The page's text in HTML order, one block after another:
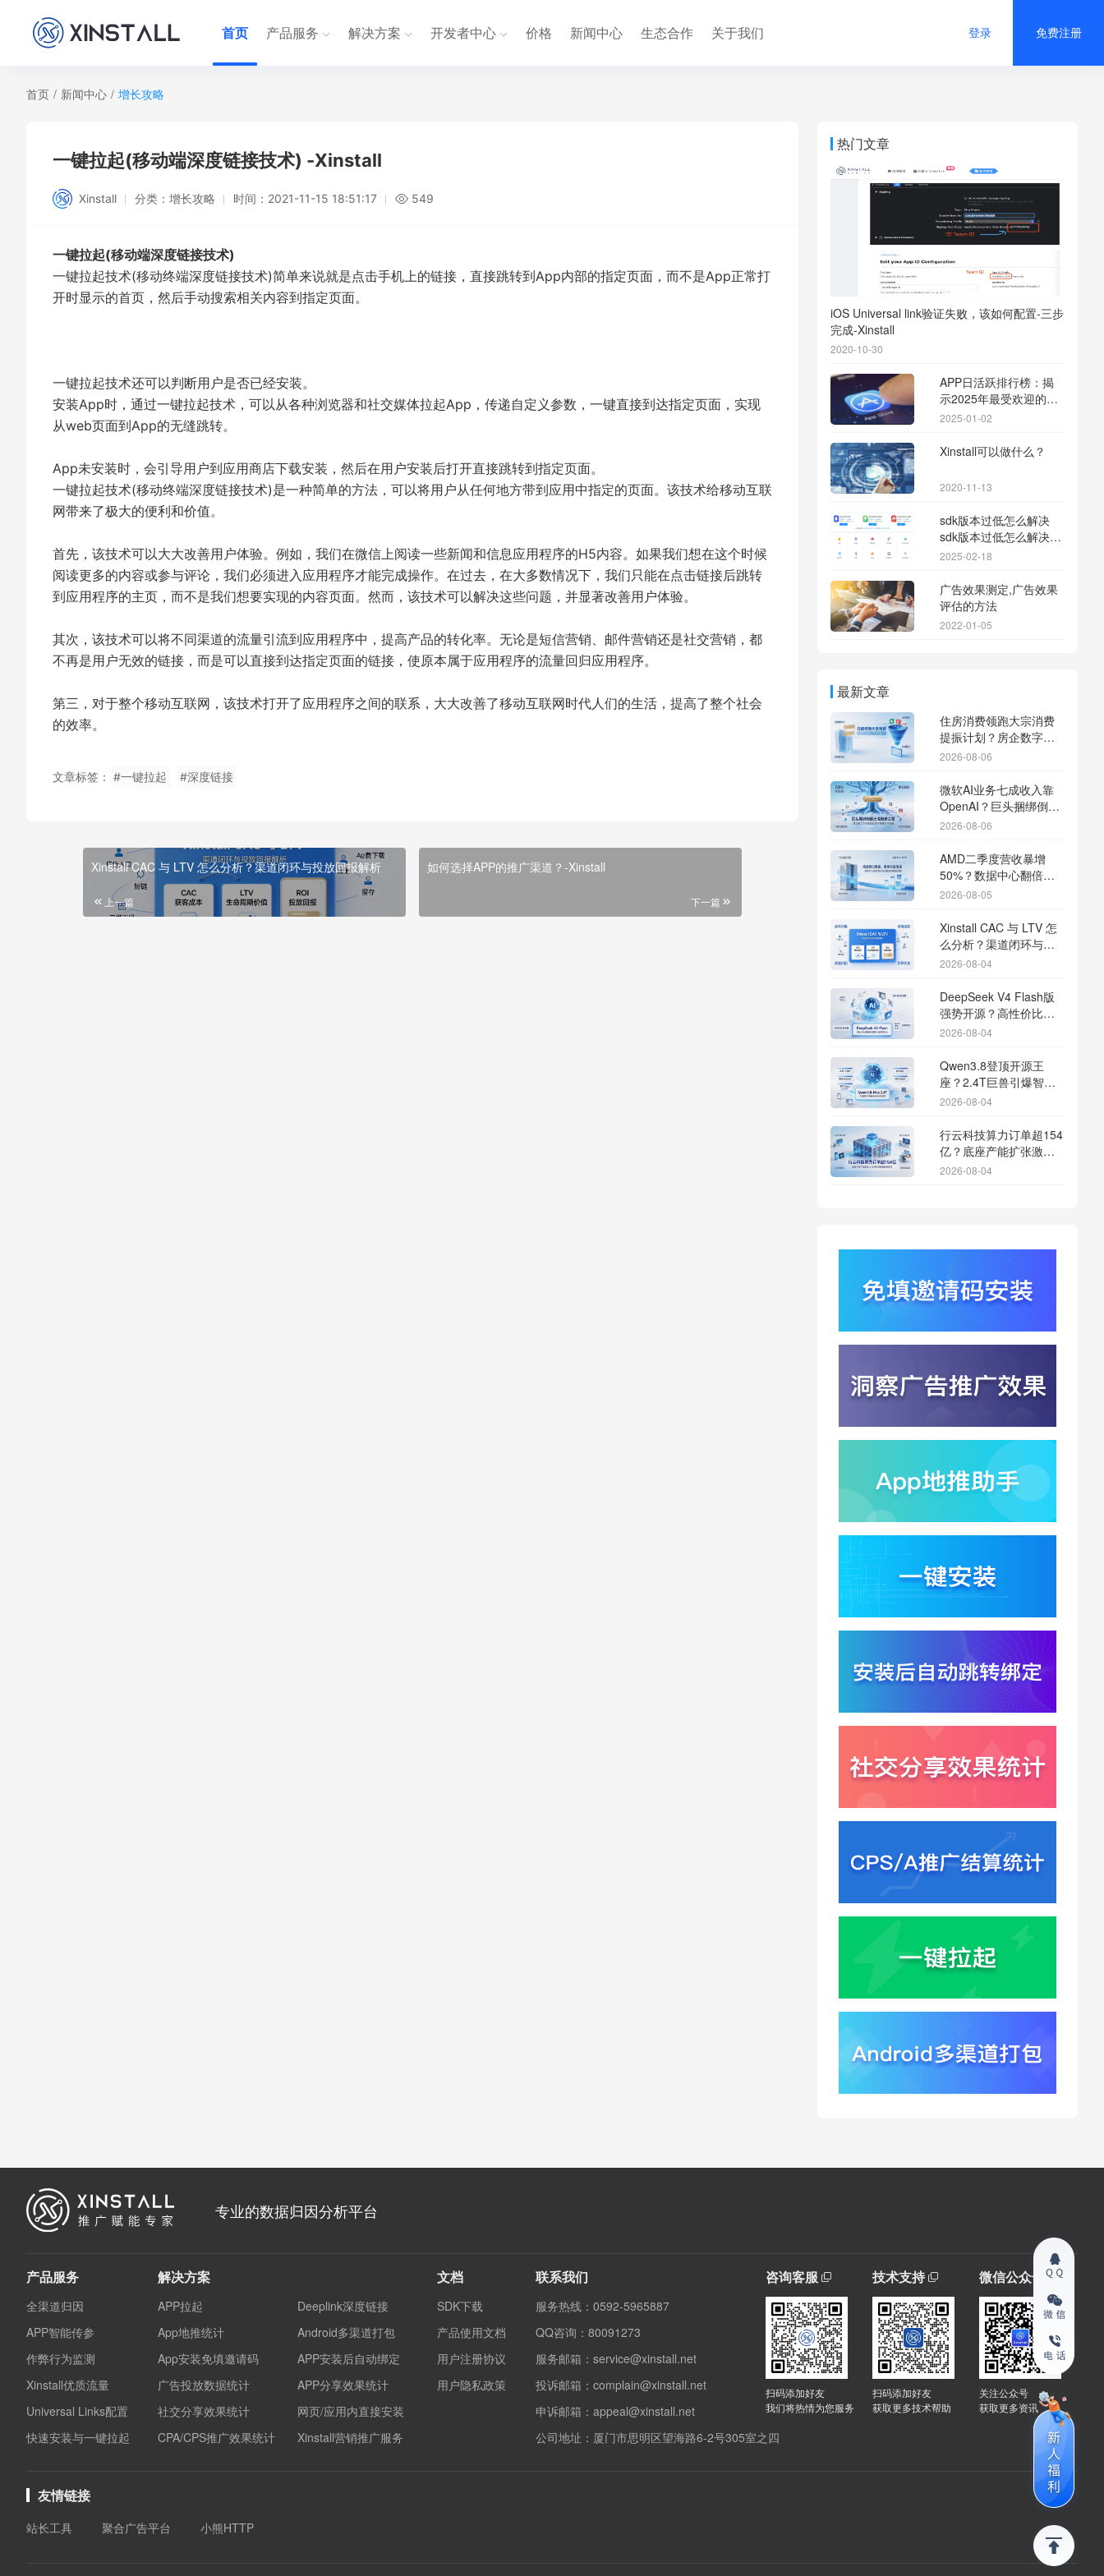
首页 产品服务 解决方案 开发者中心 价格 新闻中心 生态合作 关于我们 登录 免费注册
首页 / 新闻中心 / 增长攻略
一键拉起(移动端深度链接技术) -Xinstall
Xinstall 分类： 增长攻略 时间： 2021-11-15 18:51:17 549
一键拉起(移动端深度链接技术)
一键拉起技术(移动终端深度链接技术)简单来说就是点击手机上的链接，直接跳转到App内部的指定页面，而不是App正常打
开时显示的首页，然后手动搜索相关内容到指定页面。
一键拉起技术还可以判断用户是否已经安装。
安装App时，通过一键拉起技术，可以从各种浏览器和社交媒体拉起App，传递自定义参数，一键直接到达指定页面，实现
从web页面到App的无缝跳转。
App未安装时，会引导用户到应用商店下载安装，然后在用户安装后打开直接跳转到指定页面。
一键拉起技术(移动终端深度链接技术)是一种简单的方法，可以将用户从任何地方带到应用中指定的页面。该技术给移动互联
网带来了极大的便利和价值。
首先，该技术可以大大改善用户体验。例如，我们在微信上阅读一些新闻和信息应用程序的H5内容。如果我们想在这个时候
阅读更多的内容或参与评论，我们必须进入应用程序才能完成操作。在过去，在大多数情况下，我们只能在点击链接后跳转
到应用程序的主页，而不是我们想要实现的内容页面。然而，该技术可以解决这些问题，并显著改善用户体验。
其次，该技术可以将不同渠道的流量引流到应用程序中，提高产品的转化率。无论是短信营销、邮件营销还是社交营销，都
不再是用户无效的链接，而是可以直接到达指定页面的链接，使原本属于应用程序的流量回归应用程序。
第三，对于整个移动互联网，该技术打开了应用程序之间的联系，大大改善了移动互联网时代人们的生活，提高了整个社会
的效率。
文章标签： #一键拉起 #深度链接
Xinstall CAC 与 LTV 怎么分析？渠道闭环与投放回报解析
上一篇
如何选择APP的推广渠道？-Xinstall
下一篇
热门文章
iOS Universal link验证失败，该如何配置-三步
完成-Xinstall
2020-10-30
APP日活跃排行榜：揭
示2025年最受欢迎的应
用背后的秘密
2025-01-02
Xinstall可以做什么？
2020-11-13
sdk版本过低怎么解决
sdk版本过低怎么解决华
为
2025-02-18
广告效果测定,广告效果
评估的方法
2022-01-05
最新文章
住房消费领跑大宗消费
提振计划？房企数字化
转型加速线下场景智能
2026-08-06
微软AI业务七成收入靠
OpenAI？巨头捆绑倒逼
出海App独立追踪全渠道
2026-08-06
AMD二季度营收暴增
50%？数据中心翻倍增
长驱动跨端分发新底座
2026-08-05
Xinstall CAC 与 LTV 怎
么分析？渠道闭环与投
放回报解析
2026-08-04
DeepSeek V4 Flash版
强势开源？高性价比基
座模型重塑长尾应用全
2026-08-04
Qwen3.8登顶开源王
座？2.4T巨兽引爆智能
体免填邀请码分发潮
2026-08-04
行云科技算力订单超154
亿？底座产能扩张激活
AI应用多终端流转新周
2026-08-04
因升级
DeepSeek跑分超
GPT5.6？超低价API引
爆智能体工具免填码安
2026-08-03
蚂蚁灵波首轮拟募资15
落地凸显全链路设备归
因紧迫性
2026-08-03
2000亿美元？云与广告
双轮驱动下B端应用迎来
分发与归因重构
千问已在特斯拉车机内
测？大模型上车打通跨
端服务与全渠道归因新
面环境能力升级加速PC
端智能助手与应用分发
2026-07-30
悟空大圣上映5天票房仅
15万？国产动画宣发失
灵暴露渠道归因黑洞
2026-07-30
Xinstall 渠道统计怎么做
？多渠道统一口径与数
专业的数据归因分析平台
产品服务
全渠道归因
APP智能传参
作弊行为监测
Xinstall优质流量
Universal Links配置
快速安装与一键拉起
解决方案
APP拉起
Deeplink深度链接
App地推统计
Android多渠道打包
App安装免填邀请码
APP安装后自动绑定
广告投放数据统计
APP分享效果统计
社交分享效果统计
网页/应用内直接安装
CPA/CPS推广效果统计
Xinstall营销推广服务
文档
SDK下载
产品使用文档
用户注册协议
用户隐私政策
联系我们
服务热线：0592-5965887
QQ咨询：80091273
服务邮箱：service@xinstall.net
投诉邮箱：complain@xinstall.net
申诉邮箱：appeal@xinstall.net
公司地址：厦门市思明区望海路6-2号305室之四
咨询客服
扫码添加好友
我们将热情为您服务
技术支持
扫码添加好友
获取更多技术帮助
微信公众号
关注公众号
获取更多资讯
友情链接
站长工具 聚合广告平台 小熊HTTP